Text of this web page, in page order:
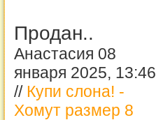
Продан..
Анастасия 08
января 2025, 13:46
// Купи слона! -
Хомут размер 8